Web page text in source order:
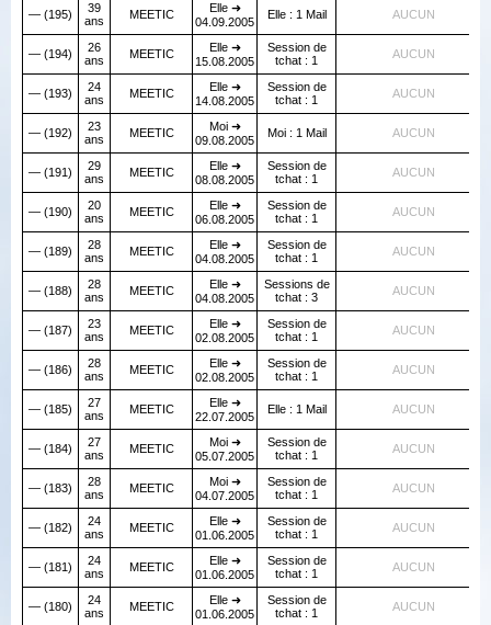
— (195)
39
ans
MEETIC
Elle ➜
04.09.2005
Elle : 1 Mail AUCUN
— (194)
26
ans
MEETIC
Elle ➜
15.08.2005
Session de
tchat : 1
AUCUN
— (193)
24
ans
MEETIC
Elle ➜
14.08.2005
Session de
tchat : 1
AUCUN
— (192)
23
ans
MEETIC
Moi ➜
09.08.2005
Moi : 1 Mail AUCUN
— (191)
29
ans
MEETIC
Elle ➜
08.08.2005
Session de
tchat : 1
AUCUN
— (190)
20
ans
MEETIC
Elle ➜
06.08.2005
Session de
tchat : 1
AUCUN
— (189)
28
ans
MEETIC
Elle ➜
04.08.2005
Session de
tchat : 1
AUCUN
— (188)
28
ans
MEETIC
Elle ➜
04.08.2005
Sessions de
tchat : 3
AUCUN
— (187)
23
ans
MEETIC
Elle ➜
02.08.2005
Session de
tchat : 1
AUCUN
— (186)
28
ans
MEETIC
Elle ➜
02.08.2005
Session de
tchat : 1
AUCUN
— (185)
27
ans
MEETIC
Elle ➜
22.07.2005
Elle : 1 Mail AUCUN
— (184)
27
ans
MEETIC
Moi ➜
05.07.2005
Session de
tchat : 1
AUCUN
— (183)
28
ans
MEETIC
Moi ➜
04.07.2005
Session de
tchat : 1
AUCUN
— (182)
24
ans
MEETIC
Elle ➜
01.06.2005
Session de
tchat : 1
AUCUN
— (181)
24
ans
MEETIC
Elle ➜
01.06.2005
Session de
tchat : 1
AUCUN
— (180)
24
ans
MEETIC
Elle ➜
01.06.2005
Session de
tchat : 1
AUCUN